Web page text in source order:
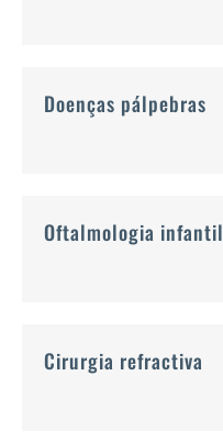
Doenças pálpebras
Oftalmologia infantil
Cirurgia refractiva